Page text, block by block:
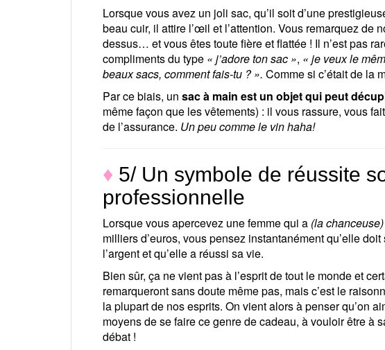
Lorsque vous avez un joli sac, qu’il soit d’une
beau cuir, il attire l’œil et l’attention. Vous remarquez de
dessus… et vous êtes toute fière et flattée ! Il n’est pas
compliments du type « j’adore ton sac », « je veux le
beaux sacs, comment fais-tu ? ». Comme si c’était de la
Par ce biais, un sac à main est un objet qui peut
même façon que les vêtements) : il vous rassure, vous
de l’assurance. Un peu comme le vin haha!
♦ 5/ Un symbole de réussite
professionnelle
Lorsque vous apercevez une femme qui a (la chanceuse)
milliers d’euros, vous pensez instantanément qu’elle
l’argent et qu’elle a réussi sa vie.
Bien sûr, ça ne vient pas à l’esprit de tout le monde et
remarqueront sans doute même pas, mais c’est le
la plupart de nos esprits. On vient alors à penser qu’on
moyens de se faire ce genre de cadeau, à vouloir être à
débat !